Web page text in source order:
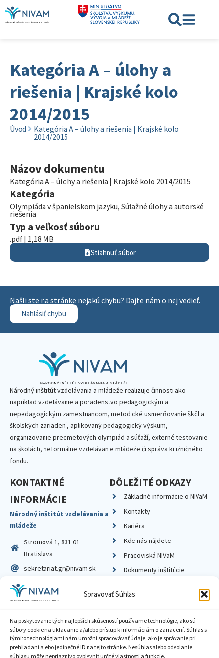
Spravovať Súhlas
Na poskytovanie tých najlepších skúseností používame technológie, ako sú
súbory cookie na ukladanie a/alebo prístup k informáciám o zariadení. Súhlas s
týmito technológiami nám umožní spracovávať údaje, ako je správanie pri
prehliadaní alebo jedinečné ID na tejto stránke. Nesúhlas alebo odvolanie
súhlasu môže nepriaznivo ovplyvniť určité vlastnosti a funkcie.
Kategória A – úlohy a
riešenia | Krajské kolo
2014/2015
Úvod
Kategória A – úlohy a riešenia | Krajské kolo
2014/2015
Názov dokumentu
Kategória A – úlohy a riešenia | Krajské kolo 2014/2015
Kategória
Olympiáda v španielskom jazyku, Súťažné úlohy a autorské
riešenia
Typ a veľkosť súboru
.pdf | 1,18 MB
Stiahnuť súbor
Našli ste na stránke nejakú chybu? Dajte nám o nej vedieť.
Nahlásiť chybu
Národný inštitút vzdelávania a mládeže realizuje činnosti ako
napríklad vzdelávanie a poradenstvo pedagogickým a
nepedagogickým zamestnancom, metodické usmerňovanie škôl a
školských zariadení, aplikovaný pedagogický výskum,
organizovanie predmetových olympiád a súťaží, externé testovanie
na školách, neformálne vzdelávanie mládeže či správa knižničného
fondu.
KONTAKTNÉ
INFORMÁCIE
Národný inštitút vzdelávania a
mládeže
Stromová 1, 831 01
Bratislava
sekretariat.gr@nivam.sk
IČO: 00164348
DIČ: 2020798714
DÔLEŽITÉ ODKAZY
Základné informácie o NIVaM
Kontakty
Kariéra
Kde nás nájdete
Pracoviská NIVaM
Dokumenty inštitúcie
Zásady ochrany súkromia